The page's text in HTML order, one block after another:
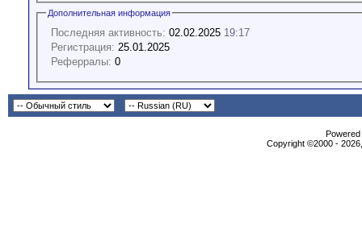
Дополнительная информация
Последняя активность: 02.02.2025 19:17
Регистрация: 25.01.2025
Реферралы: 0
Copyright ©2000 -